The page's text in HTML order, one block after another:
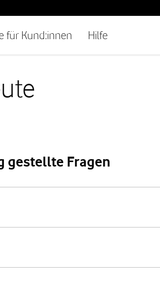
für Kund:innen Hilfe
gestellte Fragen